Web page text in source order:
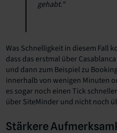
gehabt.“
Was Schnelligkeit in diesem Fall
dass das erstmal über
und dann zum Beispiel zu
innerhalb von wenigen Minuten
es sogar noch einen Tick
über SiteMinder und nicht noch
Stärkere